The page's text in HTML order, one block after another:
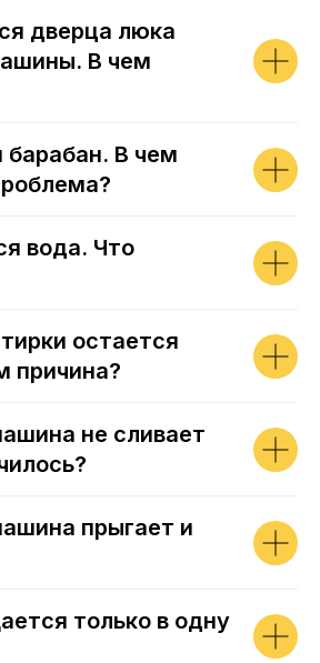
дверца люка
В чем
В чем
вода. Что
остается
причина?
не сливает
прыгает и
только в одну